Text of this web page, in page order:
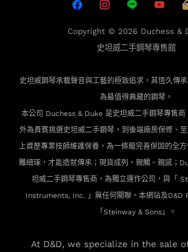
Copyright © 2026 Duchess &
史坦威二手鋼琴專售館
史坦威鋼琴承載聲音與工藝的極致追求，其恆久傳
為最值得典藏的鋼琴。
本公司 Duchess & Duke 是史坦威二手鋼琴專售商
外為貴賓挑選史坦威二手鋼琴，到後端廠房保修、
上資歷專業技師維護保養，為一條龍完善保固的全
雕細琢，才能造就傳承；現貨成列，親觸、親感；
坦威二手鋼琴專售商，為獨立運作公司，與「
Instruments, Inc. 」無任何關聯。本網站及D&D
「Steinway & Sons」。
At D&D, we specialize in the sale